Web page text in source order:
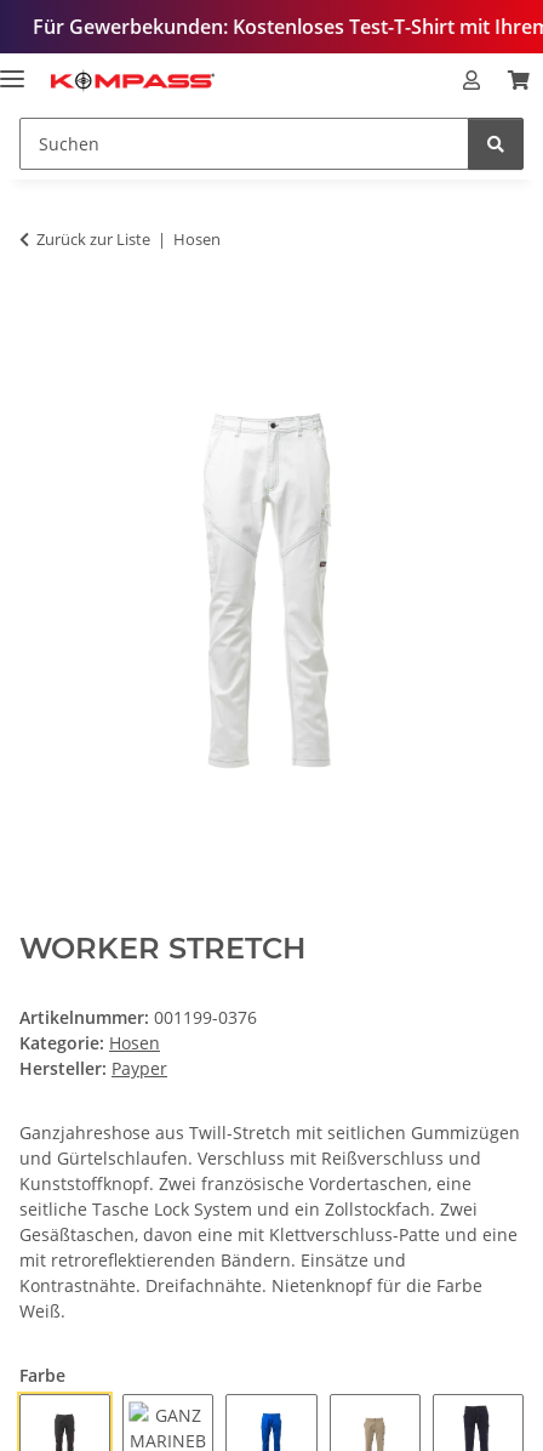
Kostenloses Test-T-Shirt mit Ihrem Logo
Zurück zur Liste Hosen
WORKER STRETCH
Artikelnummer: 001199-0376
Kategorie: Hosen
Hersteller: Payper
Ganzjahreshose aus Twill-Stretch mit seitlichen Gummizügen
und Gürtelschlaufen. Verschluss mit Reißverschluss und
Kunststoffknopf. Zwei französische Vordertaschen, eine
seitliche Tasche Lock System und ein Zollstockfach. Zwei
Gesäßtaschen, davon eine mit Klettverschluss-Patte und eine
mit retroreflektierenden Bändern. Einsätze und
Kontrastnähte. Dreifachnähte. Nietenknopf für die Farbe
Weiß.
Farbe